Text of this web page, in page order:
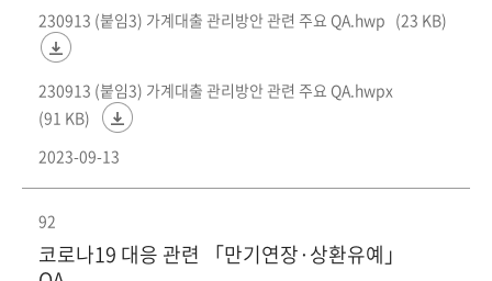
230913 (붙임3) 가계대출 관리방안 관련 주요 QA.hwp (23 KB)
230913 (붙임3) 가계대출 관리방안 관련 주요 QA.hwpx
(91 KB)
2023-09-13
92
코로나19 대응 관련 「만기연장·상환유예」